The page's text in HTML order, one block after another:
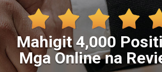
Mahigit 4,000
Mga Online na